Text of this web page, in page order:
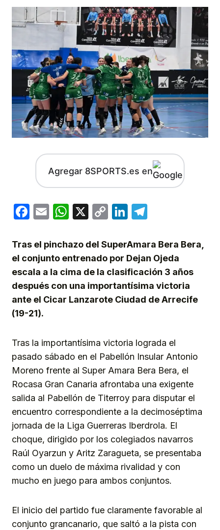
Agregar 8SPORTS.es en
Facebook
EmailWhatsApp
X
CopyLinkedIn
Tras el pinchazo del SuperAmara Bera Bera,
el conjunto entrenado por Dejan Ojeda
escala a la cima de la clasificación 3 años
después con una importantísima victoria
ante el Cicar Lanzarote Ciudad de Arrecife
(19-21).
Tras la importantísima victoria lograda el
pasado sábado en el Pabellón Insular Antonio
Moreno frente al Super Amara Bera Bera, el
Rocasa Gran Canaria afrontaba una exigente
salida al Pabellón de Titerroy para disputar el
encuentro correspondiente a la decimoséptima
jornada de la Liga Guerreras Iberdrola. El
choque, dirigido por los colegiados navarros
Raúl Oyarzun y Aritz Zaragueta, se presentaba
como un duelo de máxima rivalidad y con
mucho en juego para ambos conjuntos.
El inicio del partido fue claramente favorable al
conjunto grancanario, que saltó a la pista con